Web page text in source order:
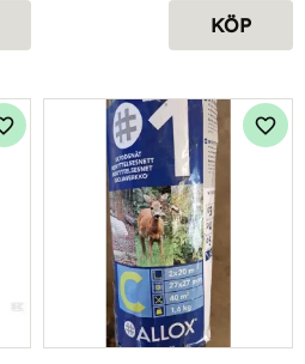
KÖP
Lägg till i favoriter